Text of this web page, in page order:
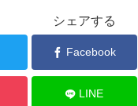
シェアする
Facebook
LINE